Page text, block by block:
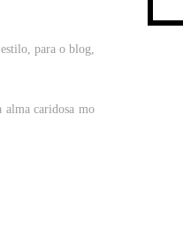
para o blog,
alma caridosa mo